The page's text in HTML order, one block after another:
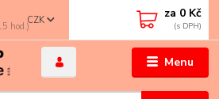
Menu
CZK
hod.)
za 0 Kč